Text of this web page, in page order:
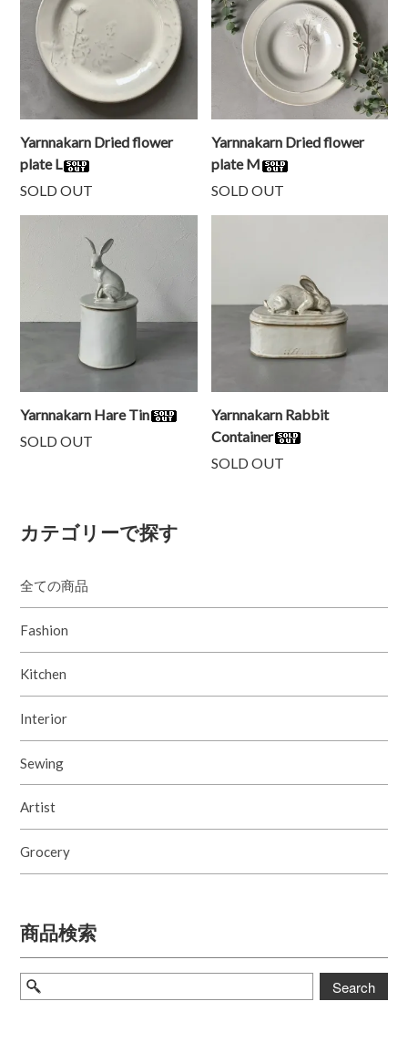
Yarnnakarn Dried flower
plate L
SOLD OUT
Yarnnakarn Dried flower
plate M
SOLD OUT
Yarnnakarn Hare Tin
SOLD OUT
Yarnnakarn Rabbit
Container
SOLD OUT
カテゴリーで探す
全ての商品
Fashion
Kitchen
Interior
Sewing
Artist
Grocery
商品検索
Search